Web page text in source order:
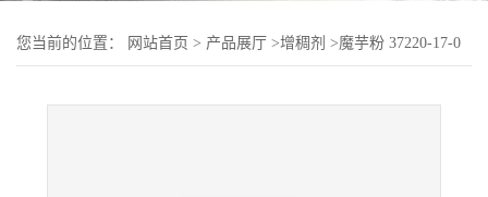
您当前的位置： 网站首页 > 产品展厅 >增稠剂 >魔芋粉 37220-17-0